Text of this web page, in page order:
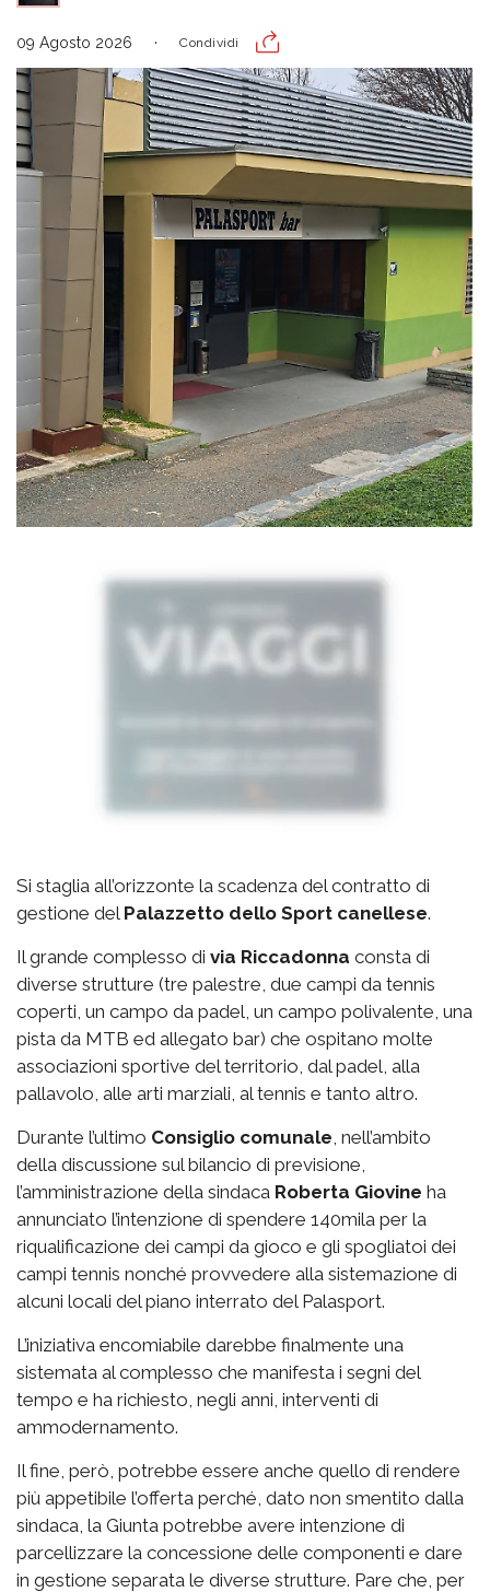
09 Agosto 2026 Condividi
Si staglia all’orizzonte la scadenza del contratto di
gestione del Palazzetto dello Sport canellese.
Il grande complesso di via Riccadonna consta di
diverse strutture (tre palestre, due campi da tennis
coperti, un campo da padel, un campo polivalente, una
pista da MTB ed allegato bar) che ospitano molte
associazioni sportive del territorio, dal padel, alla
pallavolo, alle arti marziali, al tennis e tanto altro.
Durante l’ultimo Consiglio comunale , nell’ambito
della discussione sul bilancio di previsione,
l’amministrazione della sindaca Roberta Giovine ha
annunciato l’intenzione di spendere 140mila per la
riqualificazione dei campi da gioco e gli spogliatoi dei
campi tennis nonché provvedere alla sistemazione di
alcuni locali del piano interrato del Palasport.
L’iniziativa encomiabile darebbe finalmente una
sistemata al complesso che manifesta i segni del
tempo e ha richiesto, negli anni, interventi di
ammodernamento.
Il fine, però, potrebbe essere anche quello di rendere
più appetibile l’offerta perché, dato non smentito dalla
sindaca, la Giunta potrebbe avere intenzione di
parcellizzare la concessione delle componenti e dare
in gestione separata le diverse strutture. Pare che, per